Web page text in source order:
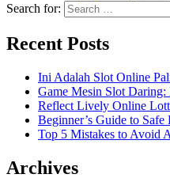
Search for:
Recent Posts
Ini Adalah Slot Online
Game Mesin Slot
Reflect Lively Online
Beginner’s Guide to
Top 5 Mistakes to Avoid
Archives